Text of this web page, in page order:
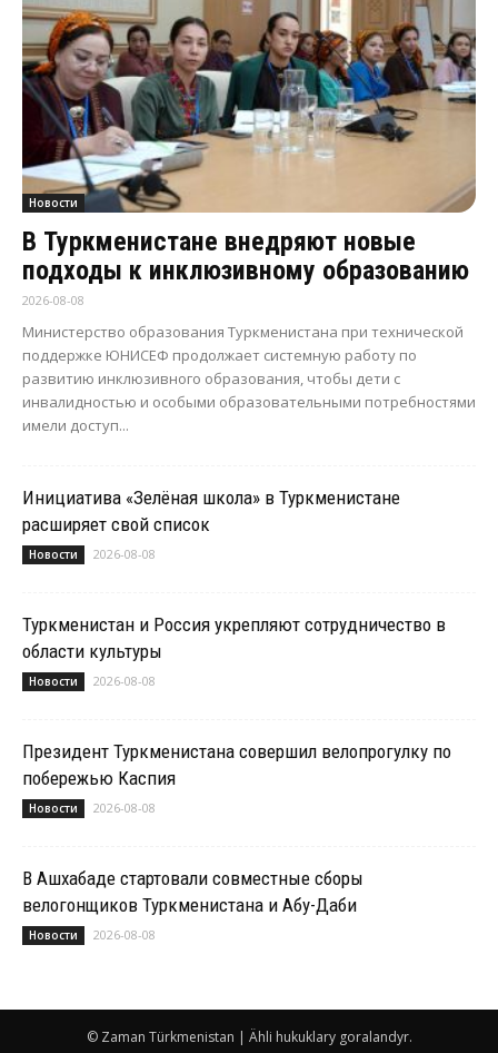
Новости
В Туркменистане внедряют новые
подходы к инклюзивному образованию
2026-08-08
Министерство образования Туркменистана при технической
поддержке ЮНИСЕФ продолжает системную работу по
развитию инклюзивного образования, чтобы дети с
инвалидностью и особыми образовательными потребностями
имели доступ...
Инициатива «Зелёная школа» в Туркменистане
расширяет свой список
Новости 2026-08-08
Туркменистан и Россия укрепляют сотрудничество в
области культуры
Новости 2026-08-08
Президент Туркменистана совершил велопрогулку по
побережью Каспия
Новости 2026-08-08
В Ашхабаде стартовали совместные сборы
велогонщиков Туркменистана и Абу-Даби
Новости 2026-08-08
© Zaman Türkmenistan | Ähli hukuklary goralandyr.